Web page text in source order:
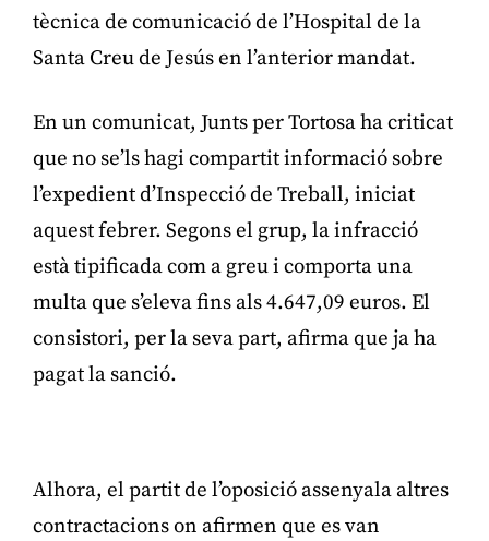
tècnica de comunicació de l’Hospital de la
Santa Creu de Jesús en l’anterior mandat.
En un comunicat, Junts per Tortosa ha criticat
que no se’ls hagi compartit informació sobre
l’expedient d’Inspecció de Treball, iniciat
aquest febrer. Segons el grup, la infracció
està tipificada com a greu i comporta una
multa que s’eleva fins als 4.647,09 euros. El
consistori, per la seva part, afirma que ja ha
pagat la sanció.
Alhora, el partit de l’oposició assenyala altres
contractacions on afirmen que es van